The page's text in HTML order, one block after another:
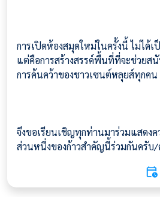
การเปิดห้องสมุดใหม่ในครั้งนี้ ไม่ได้
แต่คือการสร้างสรรค์พื้นที่ที่จะช่วยส
การค้นคว้าของชาวเซนต์หลุยส์ทุกคน
จึงขอเรียนเชิญทุกท่านมาร่วมแสดง
ส่วนหนึ่งของก้าวสำคัญนี้ร่วมกันครับ/